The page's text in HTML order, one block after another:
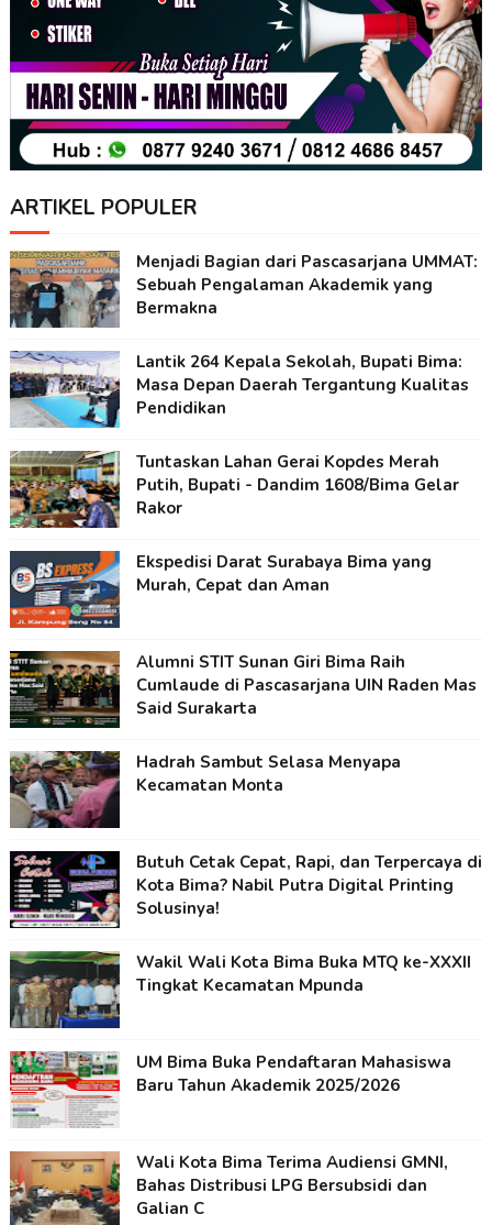
ARTIKEL POPULER
Menjadi Bagian dari Pascasarjana UMMAT:
Sebuah Pengalaman Akademik yang
Bermakna
Lantik 264 Kepala Sekolah, Bupati Bima:
Masa Depan Daerah Tergantung Kualitas
Pendidikan
Tuntaskan Lahan Gerai Kopdes Merah
Putih, Bupati - Dandim 1608/Bima Gelar
Rakor
Ekspedisi Darat Surabaya Bima yang
Murah, Cepat dan Aman
Alumni STIT Sunan Giri Bima Raih
Cumlaude di Pascasarjana UIN Raden Mas
Said Surakarta
Hadrah Sambut Selasa Menyapa
Kecamatan Monta
Butuh Cetak Cepat, Rapi, dan Terpercaya di
Kota Bima? Nabil Putra Digital Printing
Solusinya!
Wakil Wali Kota Bima Buka MTQ ke-XXXII
Tingkat Kecamatan Mpunda
UM Bima Buka Pendaftaran Mahasiswa
Baru Tahun Akademik 2025/2026
Wali Kota Bima Terima Audiensi GMNI,
Bahas Distribusi LPG Bersubsidi dan
Galian C